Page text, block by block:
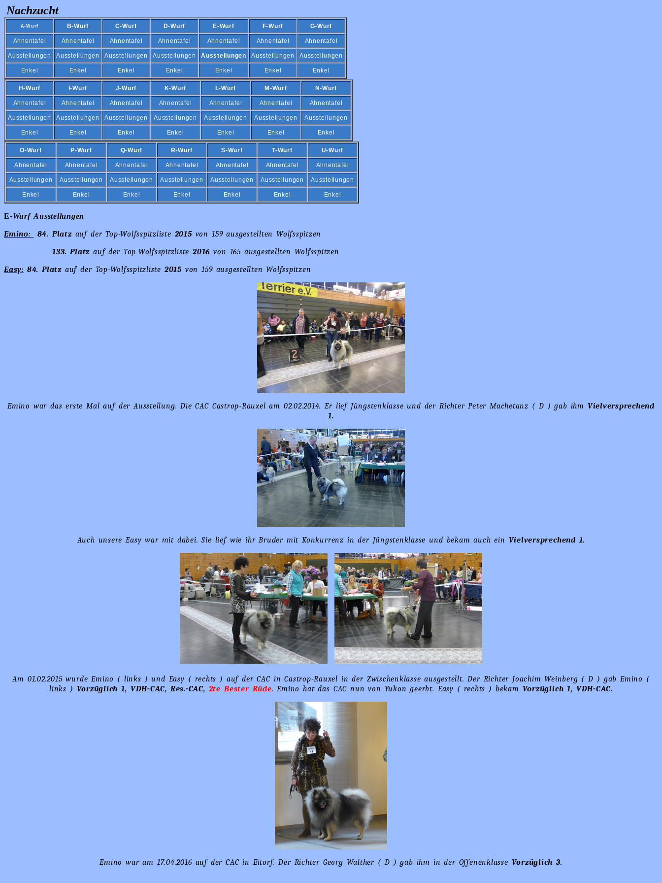
Nachzucht
A-Wurf B-Wurf C-Wurf D-Wurf E-Wurf F-Wurf G-Wurf
Ahnentafel Ahnentafel Ahnentafel Ahnentafel Ahnentafel Ahnentafel Ahnentafel
Ausstellungen Ausstellungen Ausstellungen Ausstellungen Ausstellungen Ausstellungen Ausstellungen
Enkel Enkel Enkel Enkel Enkel Enkel Enkel
H-Wurf I-Wurf J-Wurf K-Wurf L-Wurf M-Wurf N-Wurf
Ahnentafel Ahnentafel Ahnentafel Ahnentafel Ahnentafel Ahnentafel Ahnentafel
Ausstellungen Ausstellungen Ausstellungen Ausstellungen Ausstellungen Ausstellungen Ausstellungen
Enkel Enkel Enkel Enkel Enkel Enkel Enkel
O-Wurf P-Wurf Q-Wurf R-Wurf S-Wurf T-Wurf U-Wurf
Ahnentafel Ahnentafel Ahnentafel Ahnentafel Ahnentafel Ahnentafel Ahnentafel
Ausstellungen Ausstellungen Ausstellungen Ausstellungen Ausstellungen Ausstellungen Ausstellungen
Enkel Enkel Enkel Enkel Enkel Enkel Enkel
E-Wurf Ausstellungen
Emino: 84. Platz auf der Top-Wolfsspitzliste2015von 159 ausgestellten Wolfsspitzen
133. Platzauf der Top-Wolfsspitzliste2016 von 165 ausgestellten Wolfsspitzen
Easy: 84. Platz auf der Top-Wolfsspitzliste2015von 159 ausgestellten Wolfsspitzen
Emino war das erste Mal auf der Ausstellung. Die CAC Castrop-Rauxel am 02.02.2014. Er lief Jüngstenklasse und der Richter Peter Machetanz ( D ) gab ihm Vielversprechend
1.
Auch unsere Easy war mit dabei. Sie lief wie ihr Bruder mit Konkurrenz in der Jüngstenklasse und bekam auch ein Vielversprechend 1.
Am 01.02.2015 wurde Emino ( links ) und Easy ( rechts ) auf der CAC in Castrop-Rauxel in der Zwischenklasse ausgestellt. Der Richter Joachim Weinberg ( D ) gab Emino (
links ) Vorzüglich 1, VDH-CAC, Res.-CAC, 2te Bester Rüde. Emino hat das CAC nun von Yukon geerbt. Easy ( rechts ) bekam Vorzüglich 1, VDH-CAC.
Emino war am 17.04.2016 auf der CAC in Eitorf. Der Richter Georg Walther ( D ) gab ihm in der Offenenklasse Vorzüglich 3.